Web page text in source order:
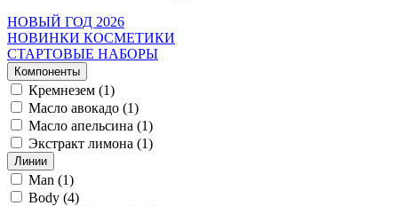
НОВЫЙ ГОД 2026
НОВИНКИ КОСМЕТИКИ
СТАРТОВЫЕ НАБОРЫ
Компоненты
Кремнезем (1)
Масло авокадо (1)
Масло апельсина (1)
Экстракт лимона (1)
Линии
Man (1)
Body (4)